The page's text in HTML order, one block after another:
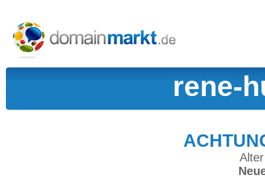
rene-